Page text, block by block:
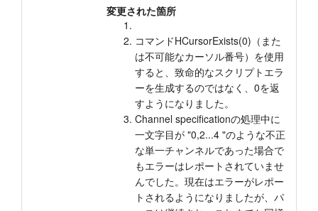
変更された箇所
コマンドHCursorExists(0)（また
は不可能なカーソル番号）を使用
すると、致命的なスクリプトエラ
ーを生成するのではなく、0を返
すようになりました。
Channel specificationの処理中に
一文字目が "0,2...4 "のような不正
な単一チャンネルであった場合で
もエラーはレポートされていませ
んでした。現在はエラーがレポー
トされるようになりましたが、パ